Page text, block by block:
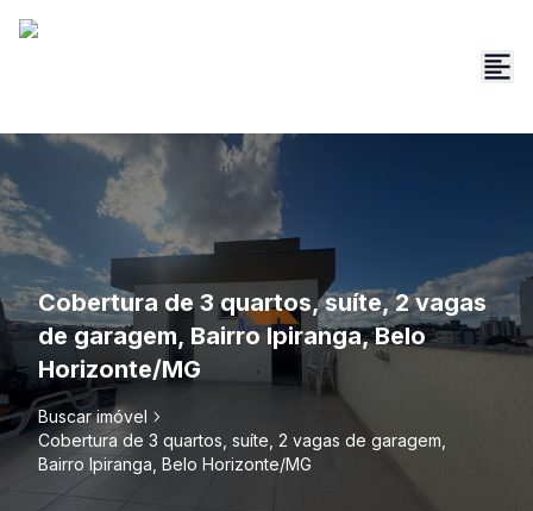
Cobertura de 3 quartos, suíte, 2 vagas
de garagem, Bairro Ipiranga, Belo
Horizonte/MG
Buscar imóvel
Cobertura de 3 quartos, suíte, 2 vagas de garagem,
Bairro Ipiranga, Belo Horizonte/MG